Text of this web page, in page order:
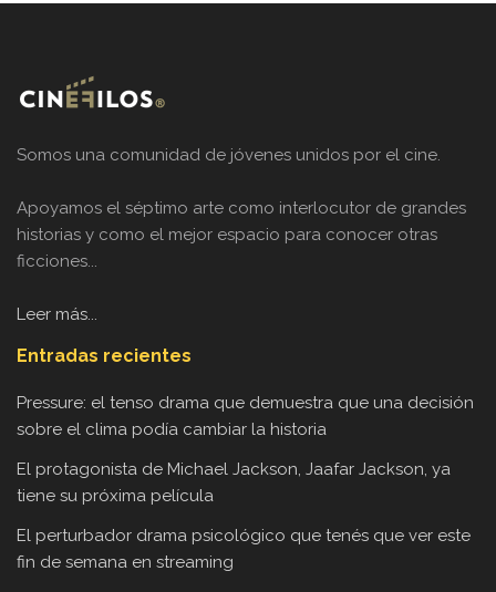
Somos una comunidad de jóvenes unidos por el cine.
Apoyamos el séptimo arte como interlocutor de grandes
historias y como el mejor espacio para conocer otras
ficciones...
Leer más...
Entradas recientes
Pressure: el tenso drama que demuestra que una decisión
sobre el clima podía cambiar la historia
El protagonista de Michael Jackson, Jaafar Jackson, ya
tiene su próxima película
El perturbador drama psicológico que tenés que ver este
fin de semana en streaming